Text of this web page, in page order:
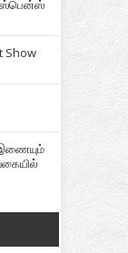
Show